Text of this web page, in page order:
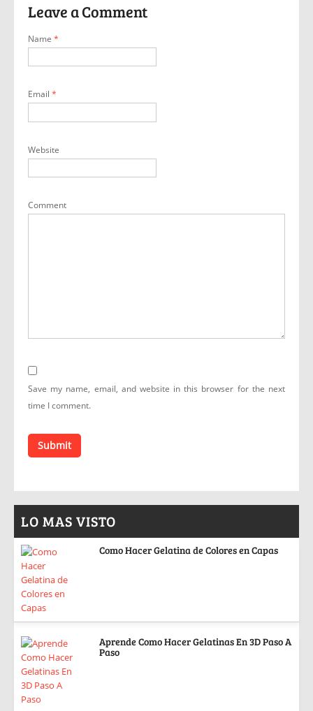
Leave a Comment
Name *
Email *
Website
Comment
Save my name, email, and website in this browser for the next
time I comment.
LO MAS VISTO
Como Hacer Gelatina de Colores en Capas
Aprende Como Hacer Gelatinas En 3D Paso A
Paso